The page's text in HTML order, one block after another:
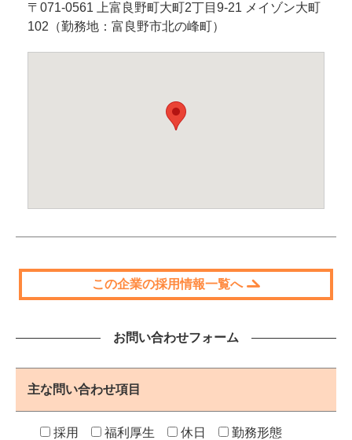
〒071-0561 上富良野町大町2丁目9-21 メイゾン大町
102（勤務地：富良野市北の峰町）
この企業の採用情報一覧へ
お問い合わせフォーム
主な問い合わせ項目
採用 福利厚生 休日
勤務形態